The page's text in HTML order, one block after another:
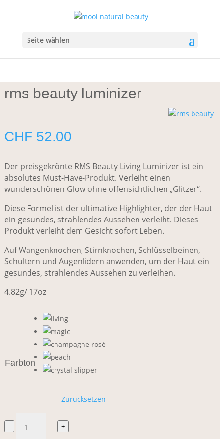
Seite wählen
rms beauty luminizer
CHF 52.00
Der preisgekrönte RMS Beauty Living Luminizer ist ein
absolutes Must-Have-Produkt. Verleiht einen
wunderschönen Glow ohne offensichtlichen „Glitzer“.
Diese Formel ist der ultimative Highlighter, der der Haut
ein gesundes, strahlendes Aussehen verleiht. Dieses
Produkt verleiht dem Gesicht sofort Leben.
Auf Wangenknochen, Stirnknochen, Schlüsselbeinen,
Schultern und Augenlidern anwenden, um der Haut ein
gesundes, strahlendes Aussehen zu verleihen.
4.82g/.17oz
Farbton
Zurücksetzen
rms
- +